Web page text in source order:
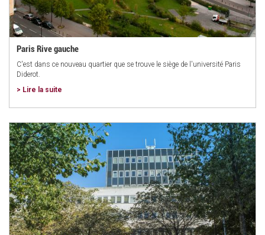
Paris Rive gauche
C'est dans ce nouveau quartier que se trouve le siège de l'université Paris
Diderot.
> Lire la suite